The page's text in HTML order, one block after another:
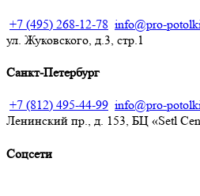
+7 (495) 268-12-78 info@pro-
ул. Жуковского, д.3, стр.1
Санкт-Петербург
+7 (812) 495-44-99 info@pro-
Ленинский пр., д. 153, БЦ «Setl
Соцсети